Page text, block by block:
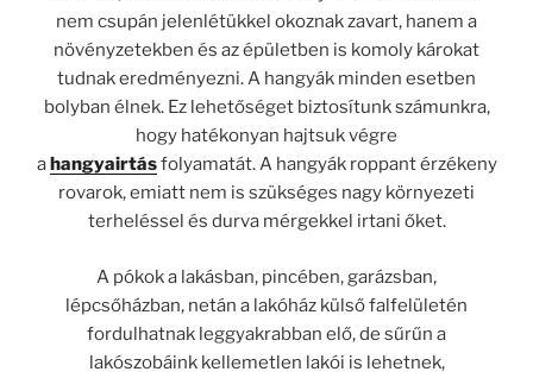
nem csupán jelenlétükkel okoznak zavart, hanem a
növényzetekben és az épületben is komoly károkat
tudnak eredményezni. A hangyák minden esetben
bolyban élnek. Ez lehetőséget biztosítunk számunkra,
hogy hatékonyan hajtsuk végre
a hangyairtásfolyamatát. A hangyák roppant érzékeny
rovarok, emiatt nem is szükséges nagy környezeti
terheléssel és durva mérgekkel irtani őket.
A pókok a lakásban, pincében, garázsban,
lépcsőházban, netán a lakóház külső falfelületén
fordulhatnak leggyakrabban elő, de sűrűn a
lakószobáink kellemetlen lakói is lehetnek,